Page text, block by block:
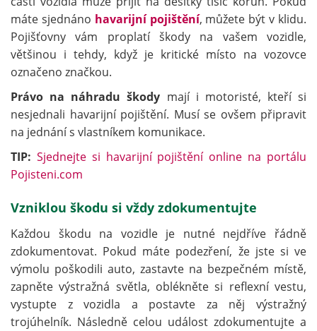
máte sjednáno havarijní pojištění, můžete být v klidu.
Pojišťovny vám proplatí škody na vašem vozidle,
většinou i tehdy, když je kritické místo na vozovce
označeno značkou.
Právo na náhradu škody mají i motoristé, kteří si
nesjednali havarijní pojištění. Musí se ovšem připravit
na jednání s vlastníkem komunikace.
TIP: Sjednejte si havarijní pojištění online na portálu
Pojisteni.com
Vzniklou škodu si vždy zdokumentujte
Každou škodu na vozidle je nutné nejdříve řádně
zdokumentovat. Pokud máte podezření, že jste si ve
výmolu poškodili auto, zastavte na bezpečném místě,
zapněte výstražná světla, oblékněte si reflexní vestu,
vystupte z vozidla a postavte za něj výstražný
trojúhelník. Následně celou událost zdokumentujte a